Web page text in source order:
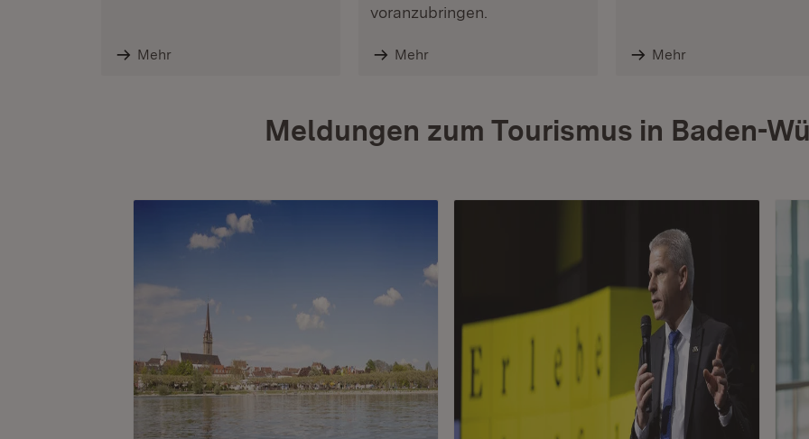
Mehr
voranzubringen.
Mehr Mehr
Meldungen zum Tourismus in Baden-